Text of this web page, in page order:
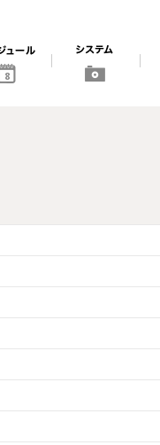
8